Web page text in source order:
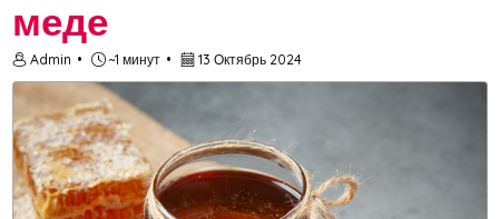
меде
Admin ~1 минут 13 Октябрь 2024